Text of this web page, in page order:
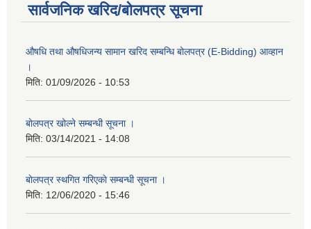
सार्वजनिक खरिद/बोलपत्र सूचना
औषधि तथा औषधिजन्य सामान खरिद सम्बन्धि बोलपत्र (E-Bidding) आव्हान
।
मिति: 01/09/2026 - 10:53
बाेलपत्र खोल्ने सम्बन्धी सूचना ।
मिति: 03/14/2021 - 14:08
बाेलपत्र स्थगित गरिएकाे सम्बन्धी सूचना ।
मिति: 12/06/2020 - 15:46